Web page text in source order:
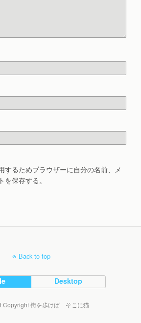
するためブラウザーに自分の名前、メ
保存する。
Back to top
Desktop
Copyright 街を歩けば そこに猫